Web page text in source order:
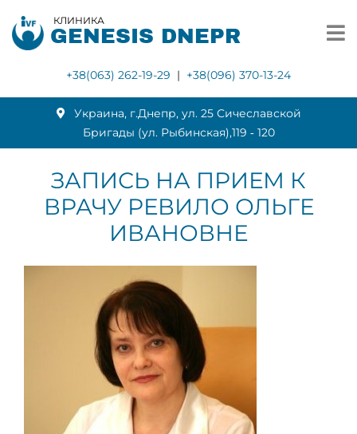
КЛИНИКА
GENESIS DNEPR
+38(063) 262-19-29 | +38(096) 370-13-24
Украина, г.Днепр, ул. 25 Сичеславской
Бригады (ул. Рыбинская),119 ‑ 120
ЗАПИСЬ НА ПРИЕМ К
ВРАЧУ РЕВИЛО ОЛЬГЕ
ИВАНОВНЕ